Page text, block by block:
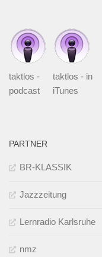
taktlos -
podcast
taktlos - in
iTunes
PARTNER
BR-KLASSIK
Jazzzeitung
Lernradio Karlsruhe
nmz